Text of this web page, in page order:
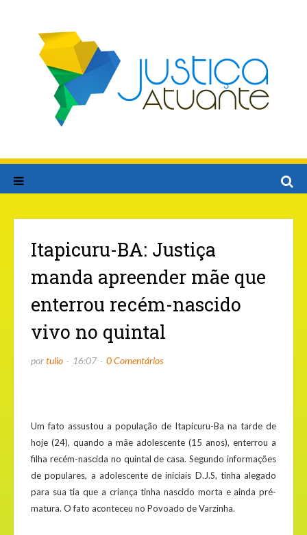
Itapicuru-BA: Justiça
manda apreender mãe que
enterrou recém-nascido
vivo no quintal
portulio 16:07 0 Comentários
Um fato assustou a população de Itapicuru-Ba na tarde de
hoje (24), quando a mãe adolescente (15 anos), enterrou a
filha recém-nascida no quintal de casa. Segundo informações
de populares, a adolescente de iniciais D.J.S, tinha alegado
para sua tia que a criança tinha nascido morta e ainda pré-
matura. O fato aconteceu no Povoado de Varzinha.